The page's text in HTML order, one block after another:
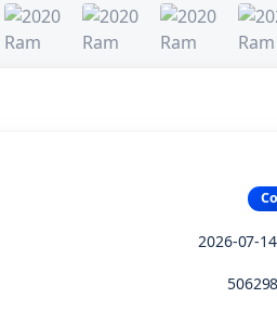
2026-07-